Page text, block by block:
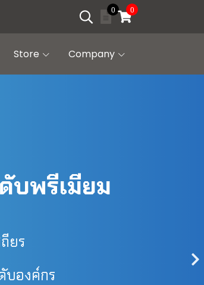
0 0
Store Company
บพรีเมียม
ยร
บองค์กร